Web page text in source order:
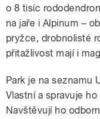
o 8 tisíc
na jaře i Alpinum –
pryžce, drobnolisté
přitažlivost mají i
Park je na seznamu
Vlastní a spravuje
Navštěvují ho